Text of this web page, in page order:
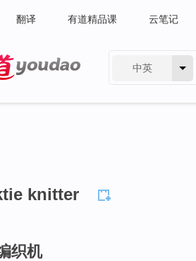
翻译 有道精品课 云笔记
中英
knitter
织机